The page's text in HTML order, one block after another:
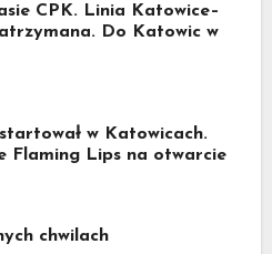
CPK. Linia Katowice–
Do Katowic w
w Katowicach.
Flaming Lips na otwarcie
chwilach